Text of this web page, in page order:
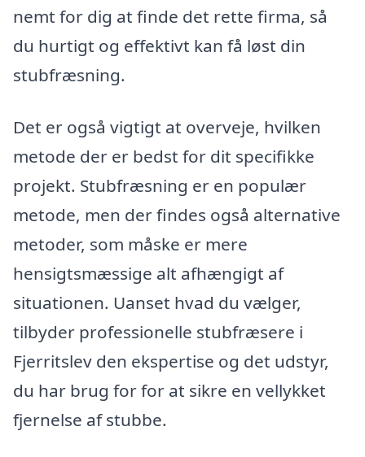
nemt for dig at finde det rette firma, så
du hurtigt og effektivt kan få løst din
stubfræsning.
Det er også vigtigt at overveje, hvilken
metode der er bedst for dit specifikke
projekt. Stubfræsning er en populær
metode, men der findes også alternative
metoder, som måske er mere
hensigtsmæssige alt afhængigt af
situationen. Uanset hvad du vælger,
tilbyder professionelle stubfræsere i
Fjerritslev den ekspertise og det udstyr,
du har brug for for at sikre en vellykket
fjernelse af stubbe.